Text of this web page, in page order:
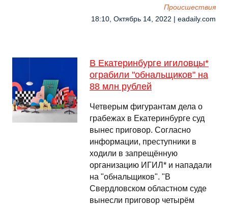
Происшествия
18:10, Октябрь 14, 2022 | eadaily.com
В Екатеринбурге игиловцы*
ограбили "обнальщиков" на
88 млн рублей
Четверым фигурантам дела о
грабежах в Екатеринбурге суд
вынес приговор. Согласно
информации, преступники в
ходили в запрещённую
организацию ИГИЛ* и нападали
на "обнальщиков". "В
Свердловском областном суде
вынесли приговор четырём